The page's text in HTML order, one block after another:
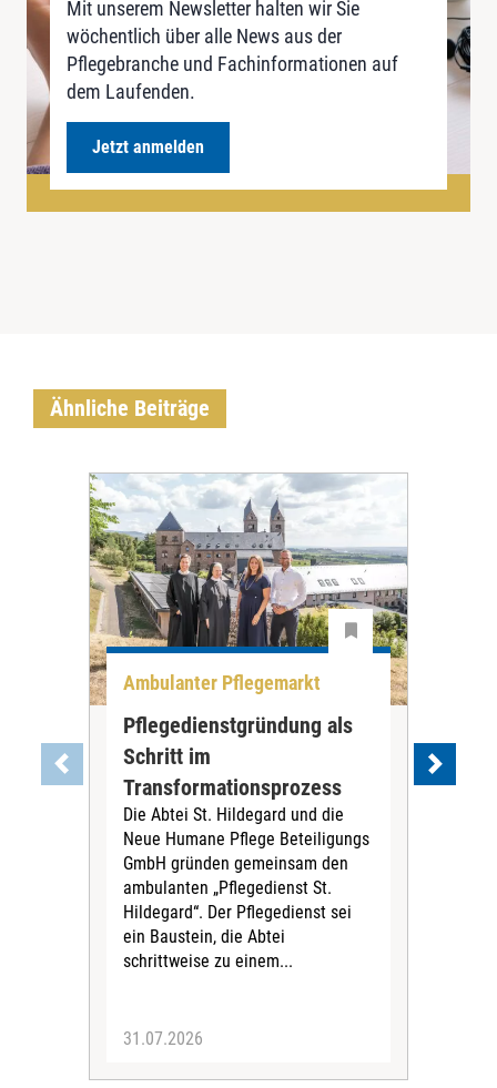
Mit unserem Newsletter halten wir Sie
wöchentlich über alle News aus der
Pflegebranche und Fachinformationen auf
dem Laufenden.
Jetzt anmelden
Ähnliche Beiträge
Ambulanter Pflegemarkt
Pflegedienstgründung als
Schritt im
Transformationsprozess
Die Abtei St. Hildegard und die
Neue Humane Pflege Beteiligungs
GmbH gründen gemeinsam den
ambulanten „Pflegedienst St.
Hildegard“. Der Pflegedienst sei
ein Baustein, die Abtei
schrittweise zu einem...
31.07.2026